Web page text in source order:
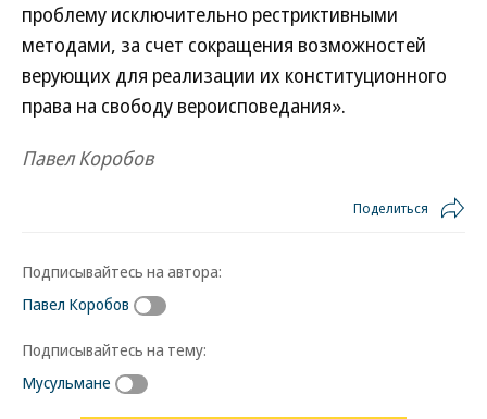
проблему исключительно рестриктивными
методами, за счет сокращения возможностей
верующих для реализации их конституционного
права на свободу вероисповедания».
Павел Коробов
Поделиться
Подписывайтесь на автора:
Павел Коробов
Подписывайтесь на тему:
Мусульмане